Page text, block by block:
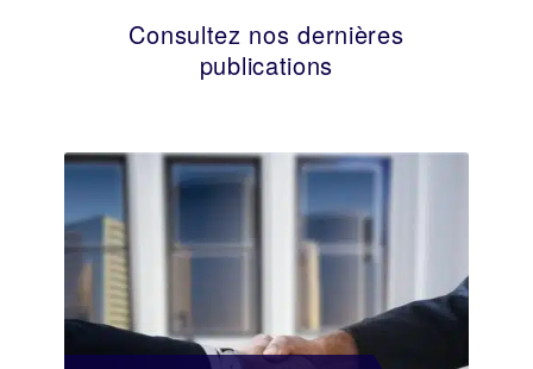
Consultez nos dernières
publications